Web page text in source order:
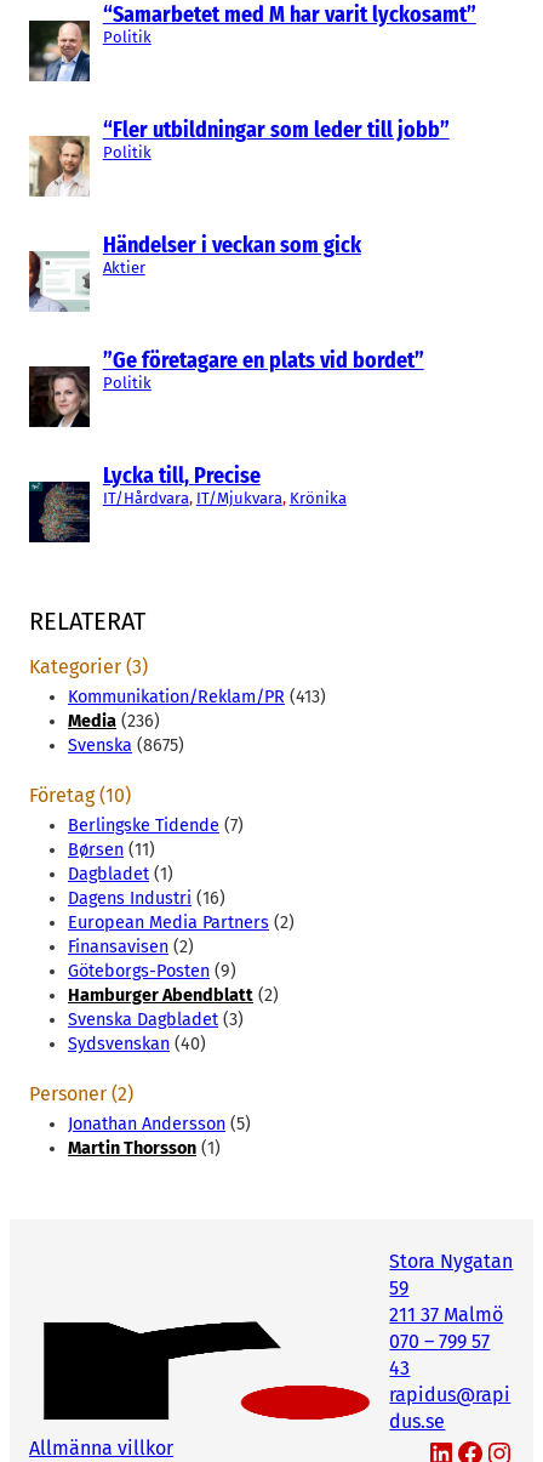
“Samarbetet med M har varit lyckosamt”
Politik
“Fler utbildningar som leder till jobb”
Politik
Händelser i veckan som gick
Aktier
”Ge företagare en plats vid bordet”
Politik
Lycka till, Precise
IT/Hårdvara, IT/Mjukvara, Krönika
RELATERAT
Kategorier (3)
Kommunikation/Reklam/PR (413)
Media (236)
Svenska (8675)
Företag (10)
Berlingske Tidende (7)
Børsen (11)
Dagbladet (1)
Dagens Industri (16)
European Media Partners (2)
Finansavisen (2)
Göteborgs-Posten (9)
Hamburger Abendblatt (2)
Svenska Dagbladet (3)
Sydsvenskan (40)
Personer (2)
Jonathan Andersson (5)
Martin Thorsson (1)
Stora Nygatan
59
211 37 Malmö
070 – 799 57
43
rapidus@rapi
dus.se
Allmänna villkor
LinkedIn Facebook Instagram